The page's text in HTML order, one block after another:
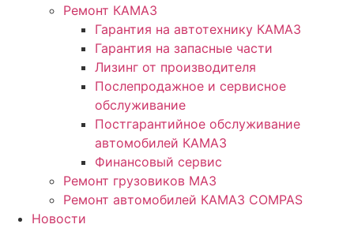
Ремонт КАМАЗ
Гарантия на автотехнику КАМАЗ
Гарантия на запасные части
Лизинг от производителя
Послепродажное и сервисное
обслуживание
Постгарантийное обслуживание
автомобилей КАМАЗ
Финансовый сервис
Ремонт грузовиков МАЗ
Ремонт автомобилей КАМАЗ COMPAS
Новости